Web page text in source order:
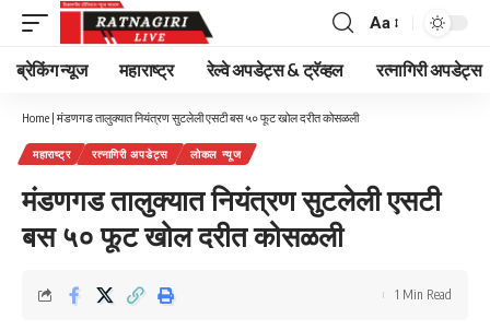
Font
Resizer
Aa
ब्रेकिंग न्यूज महाराष्ट्र रेल्वे अपडेट्स & ट्रॅव्हल रत्नागिरी अपडेट्स
Home | मंडणगड तालुक्यात नियंत्रण सुटलेली एसटी बस ५० फूट खोल दरीत कोसळली
महाराष्ट्र रत्नागिरी अपडेट्स लोकल न्यूज
मंडणगड तालुक्यात नियंत्रण सुटलेली एसटी
बस ५० फूट खोल दरीत कोसळली
1 Min Read